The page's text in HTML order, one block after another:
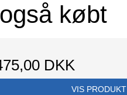
købt
DKK
VIS PRODUKT